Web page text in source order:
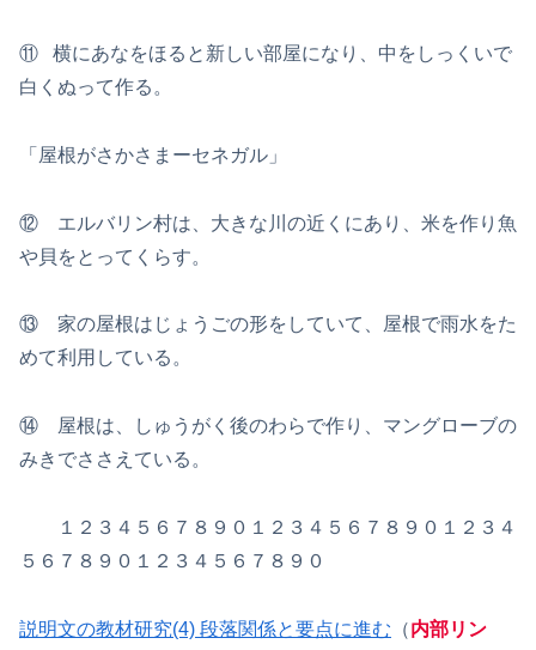
⑪ 横にあなをほると新しい部屋になり、中をしっくいで
白くぬって作る。
「屋根がさかさまーセネガル」
⑫ エルバリン村は、大きな川の近くにあり、米を作り魚
や貝をとってくらす。
⑬ 家の屋根はじょうごの形をしていて、屋根で雨水をた
めて利用している。
⑭ 屋根は、しゅうがく後のわらで作り、マングローブの
みきでささえている。
１２３４５６７８９０１２３４５６７８９０１２３４
５６７８９０１２３４５６７８９０
説明文の教材研究(4) 段落関係と要点に進む （内部リン